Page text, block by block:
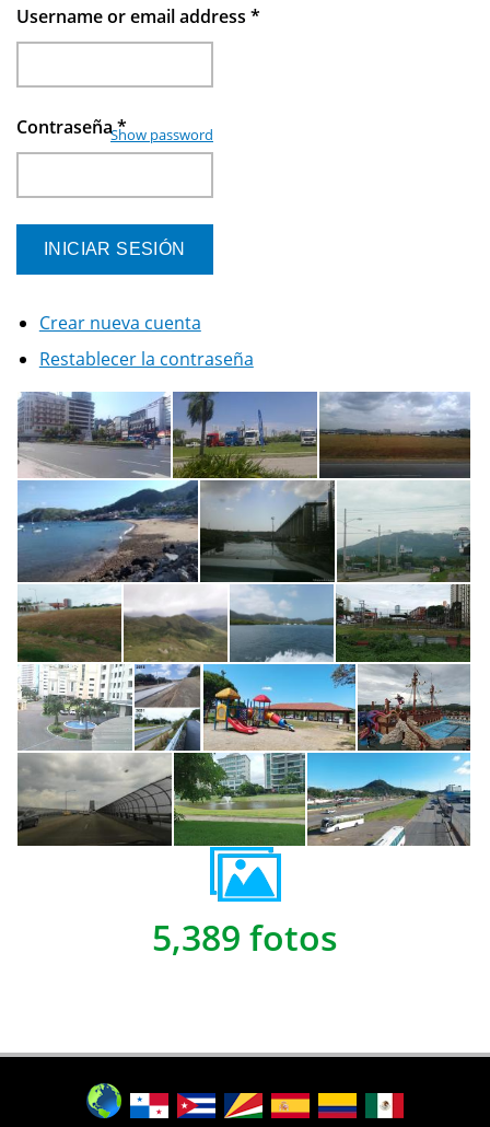
Username or email address *
Contraseña*
Show password
Crear nueva cuenta
Restablecer la contraseña
5,389 fotos